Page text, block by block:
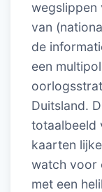
wegslippen
van
de
een
Duitsland.
totaalbeeld
kaarten
watch voor
met een